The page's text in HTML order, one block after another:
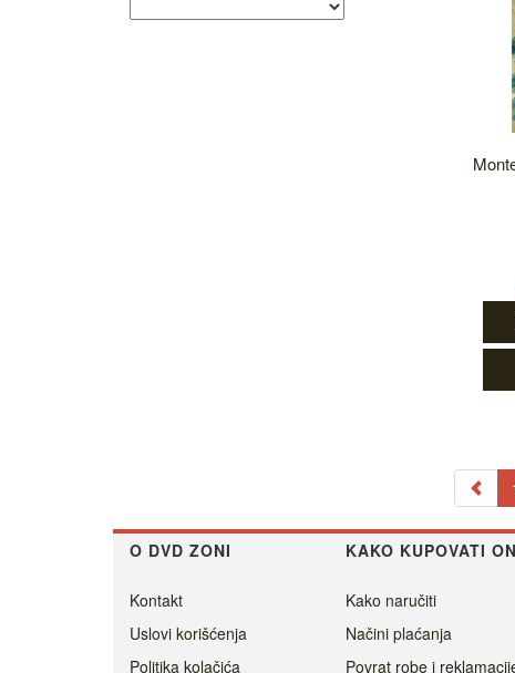
O DVD ZONI KAKO KUPOVATI
Kontakt
Uslovi korišćenja
Politika kolačića
Kako naručiti
Načini plaćanja
Povrat robe i